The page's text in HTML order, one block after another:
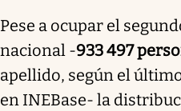
Pese a ocupar el
nacional -933 497
apellido, según el
en INEBase- la